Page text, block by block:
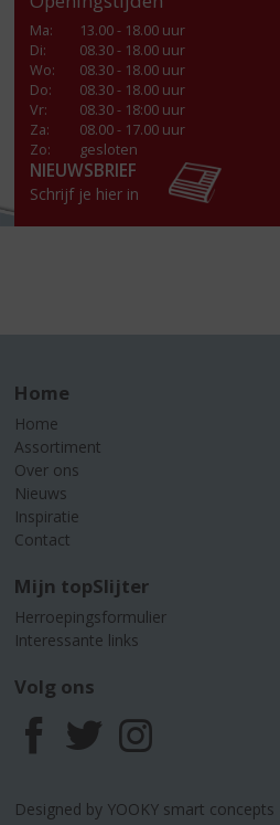
Ma:
13.00 - 18.00 uur
Di:
08.30 - 18.00 uur
Wo:
08.30 - 18.00 uur
Do:
08.30 - 18.00 uur
Vr:
08.30 - 18:00 uur
Za:
08.00 - 17.00 uur
Zo:
gesloten
NIEUWSBRIEF
Schrijf je hier in
Home
Home
Assortiment
Over ons
Nieuws
Inspiratie
Contact
Mijn topSlijter
Herroepingsformulier
Interessante links
Volg ons
F
a
T
w
I
n
Designed by YOOKY smart concepts